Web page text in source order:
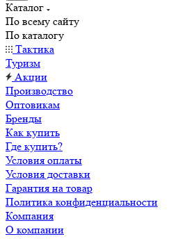
Каталог
По всему сайту
По каталогу
Тактика
Туризм
Акции
Производство
Оптовикам
Бренды
Как купить
Где купить?
Условия оплаты
Условия доставки
Гарантия на товар
Политика конфиденциальности
Компания
О компании